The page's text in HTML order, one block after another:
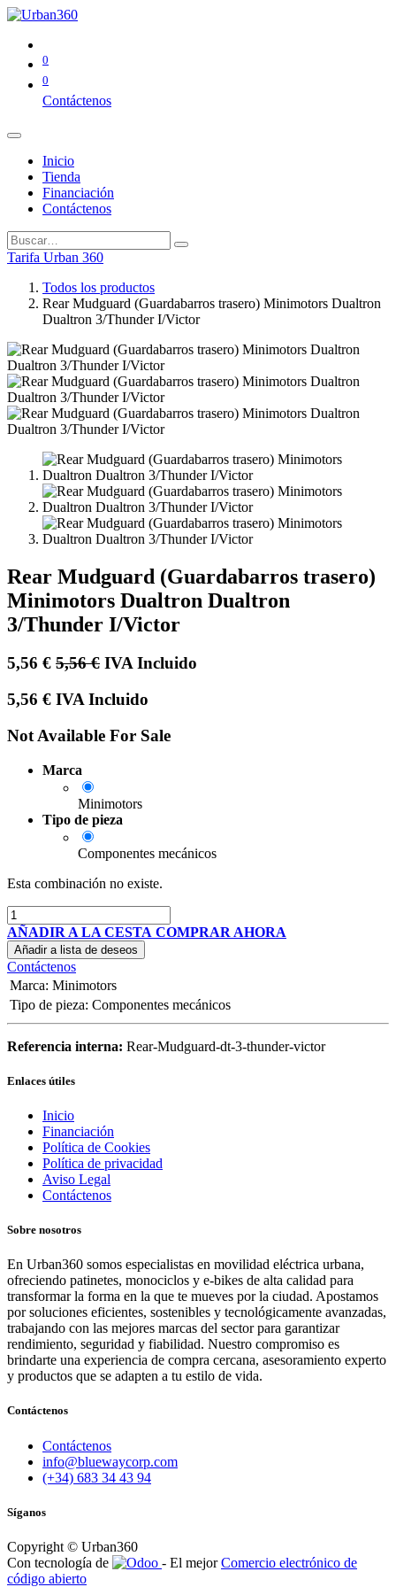
0
0
Contáctenos
Inicio
Tienda
Financiación
Contáctenos
Tarifa Urban 360
Todos los productos
Rear Mudguard (Guardabarros trasero) Minimotors Dualtron
Dualtron 3/Thunder I/Victor
Rear Mudguard (Guardabarros trasero)
Minimotors Dualtron Dualtron
3/Thunder I/Victor
5,56 € 5,56€ IVA Incluido
5,56 € IVA Incluido
Not Available For Sale
Marca
Minimotors
Tipo de pieza
Componentes mecánicos
Esta combinación no existe.
AÑADIR A LA CESTA COMPRAR AHORA
Añadir a lista de deseos
Contáctenos
Marca: Minimotors
Tipo de pieza: Componentes mecánicos
Referencia interna: Rear-Mudguard-dt-3-thunder-victor
Enlaces útiles
Inicio
Financiación
Política de Cookies
Política de privacidad
Aviso Legal
Contáctenos
Sobre nosotros
En Urban360 somos especialistas en movilidad eléctrica urbana,
ofreciendo patinetes, monociclos y e-bikes de alta calidad para
transformar la forma en la que te mueves por la ciudad. Apostamos
por soluciones eficientes, sostenibles y tecnológicamente avanzadas,
trabajando con las mejores marcas del sector para garantizar
rendimiento, seguridad y fiabilidad. Nuestro compromiso es
brindarte una experiencia de compra cercana, asesoramiento experto
y productos que se adapten a tu estilo de vida.
Contáctenos
Contáctenos
info@bluewaycorp.com
(+34) 683 34 43 94
Síganos
Copyright © Urban360
Con tecnología de
- El mejorComercio electrónico de
código abierto